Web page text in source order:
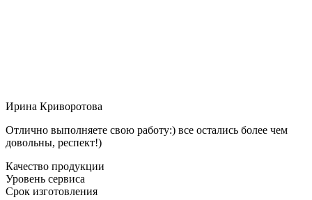
Ирина Криворотова
Отлично выполняете свою работу:) все остались более чем
довольны, респект!)
Качество продукции
Уровень сервиса
Срок изготовления